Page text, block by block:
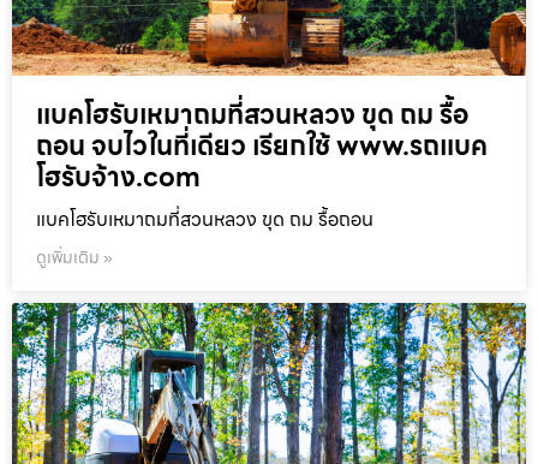
แบคโฮรับเหมาถมที่สวนหลวง ขุด ถม รื้อ
ถอน จบไวในที่เดียว เรียกใช้ www.รถแบค
โฮรับจ้าง.com
แบคโฮรับเหมาถมที่สวนหลวง ขุด ถม รื้อถอน
ดูเพิ่มเติม »